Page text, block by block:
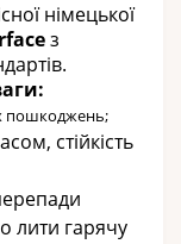
німецької
з
пошкоджень;
стійкість
лити гарячу